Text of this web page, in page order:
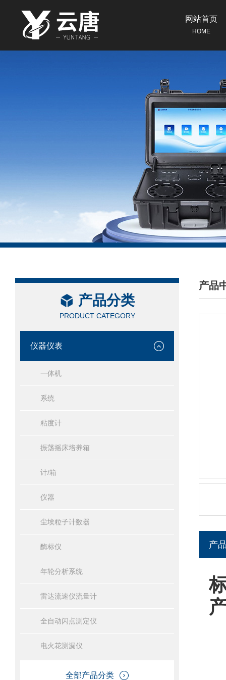
网站首页
HOME
产品分类
PRODUCT CATEGORY
仪器仪表
一体机
系统
粘度计
振荡摇床培养箱
计/箱
仪器
尘埃粒子计数器
酶标仪
年轮分析系统
雷达流速仪流量计
全自动闪点测定仪
电火花测漏仪
全部产品分类
产品
/
产